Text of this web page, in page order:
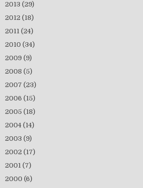
2013 (29)
2012 (18)
2011 (24)
2010 (34)
2009 (9)
2008 (5)
2007 (23)
2006 (15)
2005 (18)
2004 (14)
2003 (9)
2002 (17)
2001 (7)
2000 (6)